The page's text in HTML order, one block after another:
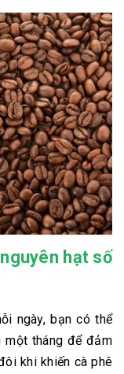
hạt số
ngày, bạn có thể
một tháng để đảm
khi khiến cà phê